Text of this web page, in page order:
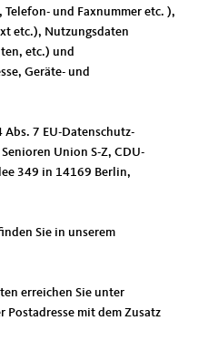
und Faxnummer etc. ),
etc.), Nutzungsdaten
etc.) und
Geräte- und
7 EU-Datenschutz-
Union S-Z, CDU-
349 in 14169 Berlin,
Sie in unserem
erreichen Sie unter
Postadresse mit dem Zusatz